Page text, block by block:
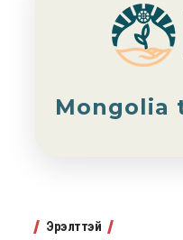
Mongolia
Эрэлттэй